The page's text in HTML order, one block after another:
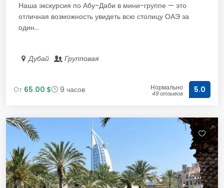
Наша экскурсия по Абу-Даби в мини-группе — это
отличная возможность увидеть всю столицу ОАЭ за
один...
Дубай Групповая
От 65.00 $ 9 часов Нормально
49 отзывов 5.0